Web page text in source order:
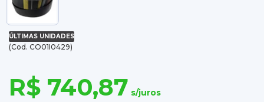
ÚLTIMAS UNIDADES
(Cod. CO01I0429)
R$ 740,87 s/juros